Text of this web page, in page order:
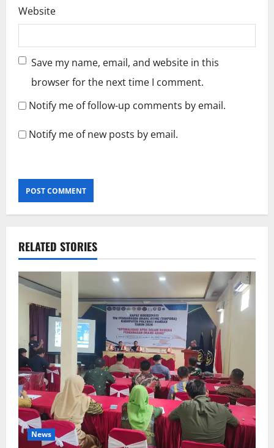
Website
Save my name, email, and website in this
browser for the next time I comment.
Notify me of follow-up comments by email.
Notify me of new posts by email.
RELATED STORIES
News